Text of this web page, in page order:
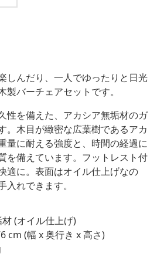
しんだり、一人でゆったりと日光
バーチェアセットです。
性を備えた、アカシア無垢材のガ
。木目が緻密な広葉樹であるアカ
量に耐える強度と、時間の経過に
を備えています。フットレスト付
適に。表面はオイル仕上げなの
れできます。
(オイル仕上げ)
cm (幅 x 奥行き x 高さ)